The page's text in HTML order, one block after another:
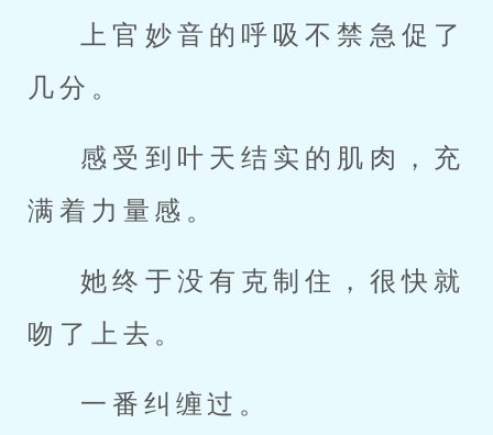
上官妙音的呼吸不禁急促了
几分。
感受到叶天结实的肌肉，充
满着力量感。
她终于没有克制住，很快就
吻了上去。
一番纠缠过。